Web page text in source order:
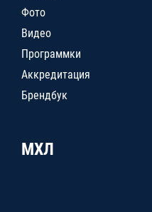
Фото
Видео
Программки
Аккредитация
Брендбук
МХЛ